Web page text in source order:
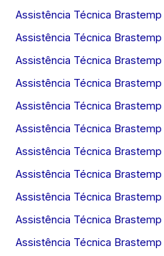
Assistência Técnica Brastemp
Assistência Técnica
Assistência Técnica
Assistência Técnica
Assistência Técnica Brastemp
Assistência Técnica Brastemp
Assistência Técnica Brastemp
Assistência Técnica Brastemp
Assistência Técnica
Assistência Técnica
Assistência Técnica Brastemp